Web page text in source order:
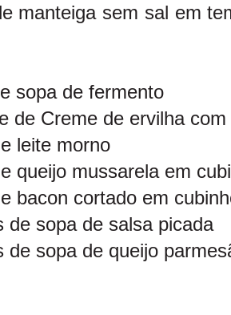
manteiga sem sal em
sopa de fermento
de Creme de ervilha
leite morno
queijo mussarela em
bacon cortado em
de sopa de salsa picada
de sopa de queijo